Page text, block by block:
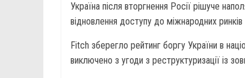
Україна після вторгнення Росії рішуче
відновлення доступу до міжнародних ринків
Fitch зберегло рейтинг боргу України в
виключено з угоди з реструктуризації із